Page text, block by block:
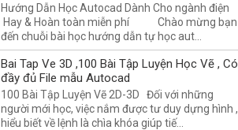
Hướng Dẫn Học Autocad Dành Cho ngành điện
Hay & Hoàn toàn miễn phí Chào mừng bạn
đến chuỗi bài học hướng dẫn tự học aut...
Bai Tap Ve 3D ,100 Bài Tập Luyện Học Vẽ , Có
đầy đủ File mẫu Autocad
100 Bài Tập Luyện Vẽ 2D-3D Đối với những
người mới học, việc nắm được tư duy dựng hình ,
hiểu biết về lệnh là chìa khóa giúp tiế...